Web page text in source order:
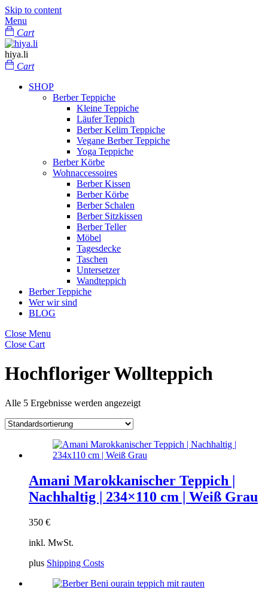
Skip to content
Menu
Cart
hiya.li
Cart
SHOP
Berber Teppiche
Kleine Teppiche
Läufer Teppich
Berber Kelim Teppiche
Vegane Berber Teppiche
Yoga Teppiche
Berber Körbe
Wohnaccessoires
Berber Kissen
Berber Körbe
Berber Schalen
Berber Sitzkissen
Berber Teller
Möbel
Tagesdecke
Taschen
Untersetzer
Wandteppich
Berber Teppiche
Wer wir sind
BLOG
Close Menu
Close Cart
Hochfloriger Wollteppich
Alle 5 Ergebnisse werden angezeigt
Amani Marokkanischer Teppich |
Nachhaltig | 234×110 cm | Weiß Grau
350 €
inkl. MwSt.
plus Shipping Costs